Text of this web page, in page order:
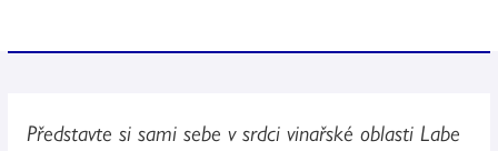
Představte si sami sebe v srdci vinařské oblasti Labe